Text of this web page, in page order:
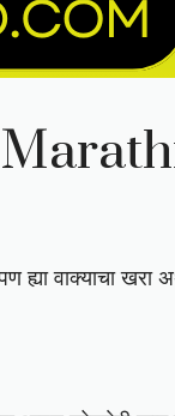
ह्या वाक्याचा